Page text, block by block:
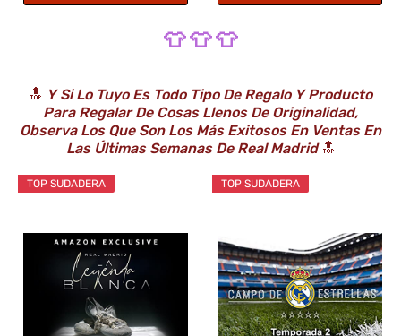
👕 👕 👕
🔝 Y Si Lo Tuyo Es Todo Tipo De Regalo Y Producto
Para Regalar De Cosas Llenos De Originalidad,
Observa Los Que Son Los Más Exitosos En Ventas En
Las Últimas Semanas De Real Madrid🔝
TOP SUDADERA TOP SUDADERA